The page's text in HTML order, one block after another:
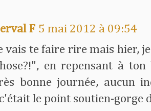
F 5 mai 2012 à 09:54
vais te faire rire mais hier,
en repensant à
bonne journée, aucun
le point soutien-gorge